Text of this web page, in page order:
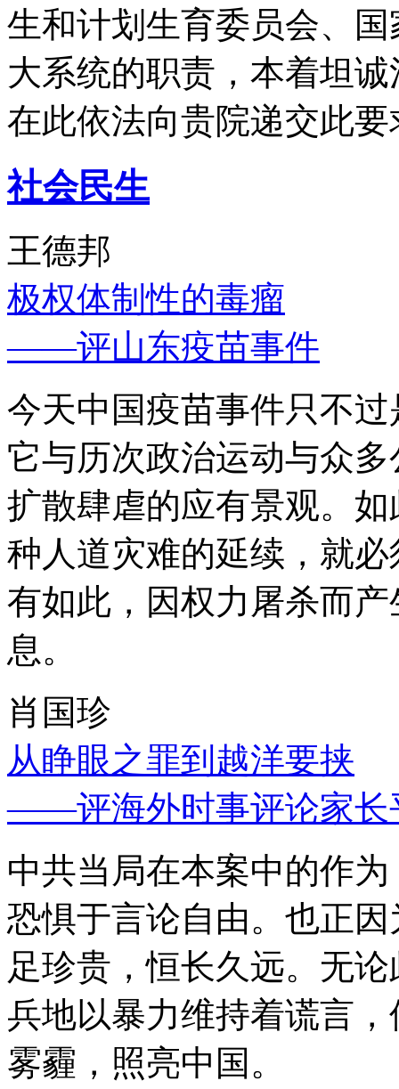
生和计划生育委员会、
大系统的职责，本着坦
在此依法向贵院递交此要
社会民生
王德邦
极权体制性的毒瘤
——评山东疫苗事件
今天中国疫苗事件只不
它与历次政治运动与众
扩散肆虐的应有景观。
种人道灾难的延续，就
有如此，因权力屠杀而
息。
肖国珍
从睁眼之罪到越洋要挟
——评海外时事评论家长
中共当局在本案中的作
恐惧于言论自由。也正
足珍贵，恒长久远。无
兵地以暴力维持着谎言
雾霾，照亮中国。